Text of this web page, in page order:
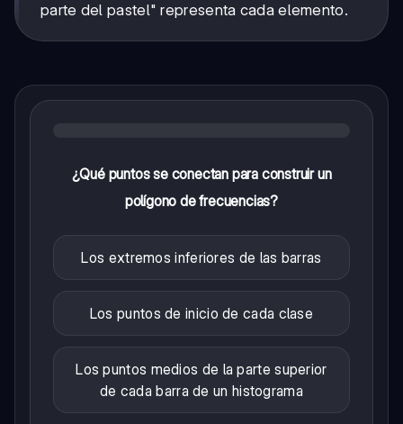
parte del pastel" representa cada elemento.
¿Qué puntos se conectan para construir un
polígono de frecuencias?
Los extremos inferiores de las barras
Los puntos de inicio de cada clase
Los puntos medios de la parte superior
de cada barra de un histograma